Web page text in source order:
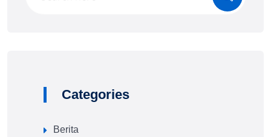
Categories
Berita